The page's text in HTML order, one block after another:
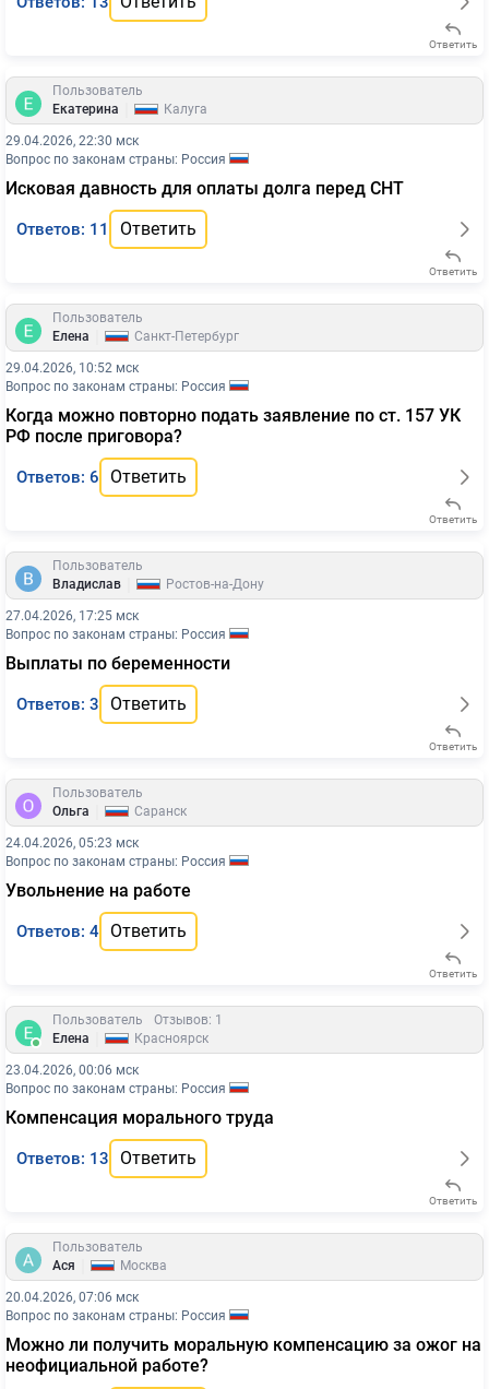
Ответить
Пользователь
Екатерина
Калуга
29.04.2026, 22:30 мск
Вопрос по законам страны: Россия
Исковая давность для оплаты долга перед СНТ
Ответов: 11 Ответить
Ответить
Пользователь
Елена
Санкт-Петербург
29.04.2026, 10:52 мск
Вопрос по законам страны: Россия
Когда можно повторно подать заявление по ст. 157 УК
РФ после приговора?
Ответов: 6 Ответить
Ответить
Пользователь
Владислав
Ростов-на-Дону
27.04.2026, 17:25 мск
Вопрос по законам страны: Россия
Выплаты по беременности
Ответов: 3 Ответить
Ответить
Пользователь
Ольга
Саранск
24.04.2026, 05:23 мск
Вопрос по законам страны: Россия
Увольнение на работе
Ответов: 4 Ответить
Ответить
Пользователь
Отзывов: 1
Елена
Красноярск
23.04.2026, 00:06 мск
Вопрос по законам страны: Россия
Компенсация морального труда
Ответов: 13 Ответить
Ответить
Пользователь
Ася
Москва
20.04.2026, 07:06 мск
Вопрос по законам страны: Россия
Можно ли получить моральную компенсацию за ожог на
неофициальной работе?